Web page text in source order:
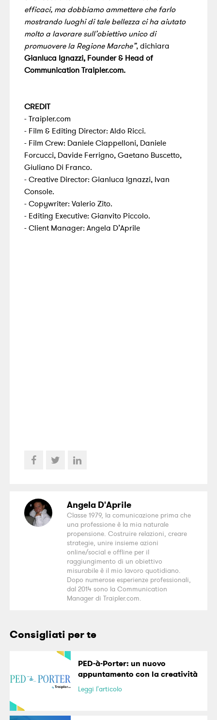
efficaci, ma dobbiamo ammettere che farlo
mostrando luoghi di tale bellezza ci ha aiutato
molto a lavorare sull’obiettivo unico di
promuovere la Regione Marche”, dichiara
Gianluca Ignazzi, Founder & Head of
Communication Traipler.com.
CREDIT
- Traipler.com
- Film & Editing Director: Aldo Ricci.
- Film Crew: Daniele Ciappelloni, Daniele
Forcucci, Davide Ferrigno, Gaetano Buscetto,
Giuliano Di Franco.
- Creative Director: Gianluca Ignazzi, Ivan
Console.
- Copywriter: Valerio Zito.
- Editing Executive: Gianvito Piccolo.
- Client Manager: Angela D’Aprile
Angela D'Aprile
Classe 1979, la comunicazione prima che
una professione è la mia naturale
propensione. Costruire relazioni, creare
strategie, unire insieme azioni
online/social e offline per il
raggiungimento di un obiettivo
misurabile è il mio lavoro quotidiano.
Dopo numerose esperienze professionali,
dal 2014 sono la Communication
Manager di Traipler.com.
Consigliati per te
PED-à-Porter: un nuovo
appuntamento con la creatività
Leggi l'articolo